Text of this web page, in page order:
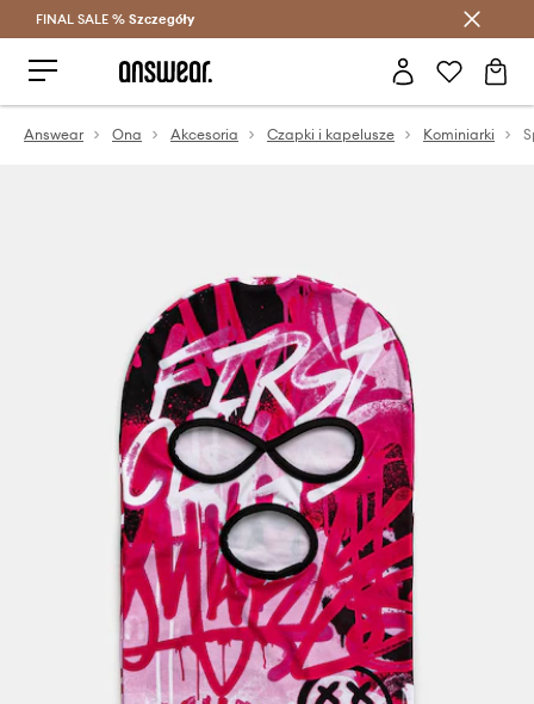
Oszczędzaj z Answear Club >
FINAL SALE % Szczegóły
Answear Ona Akcesoria Czapki i kapelusze Kominiarki